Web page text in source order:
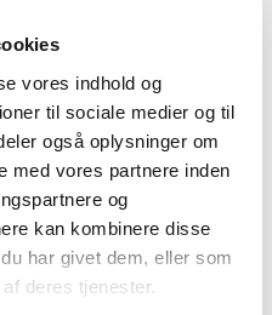
vores indhold og
til sociale medier og til
også oplysninger om
med vores partnere inden
og
kan kombinere disse
har givet dem, eller som
deres tjenester.